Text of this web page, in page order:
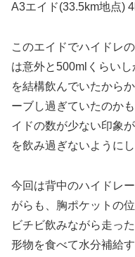
A3エイド(33.5km地点)
このエイドでハイドレ
は意外と500mlくらい
を結構飲んでいたから
ーブし過ぎていたのか
イドの数が少ない印象
を飲み過ぎないように
今回は背中のハイドレ
がらも、胸ポケットの
ビチビ飲みながら走っ
形物を食べて水分補給